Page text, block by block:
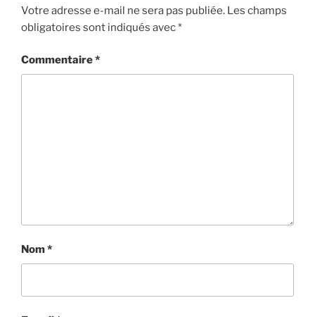
Votre adresse e-mail ne sera pas publiée. Les champs
obligatoires sont indiqués avec*
Commentaire*
Nom*